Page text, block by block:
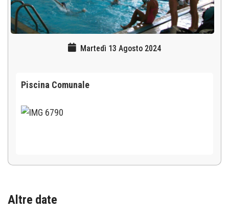
Martedì 13 Agosto 2024
Piscina Comunale
Altre date